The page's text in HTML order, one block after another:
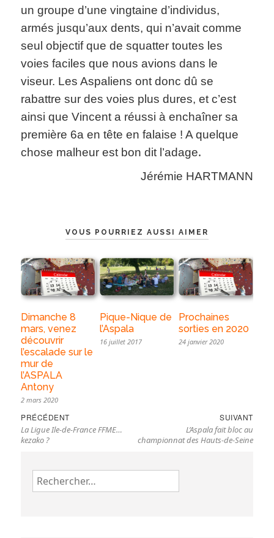
un groupe d’une vingtaine d’individus,
armés jusqu’aux dents, qui n’avait comme
seul objectif que de squatter toutes les
voies faciles que nous avions dans le
viseur. Les Aspaliens ont donc dû se
rabattre sur des voies plus dures, et c’est
ainsi que Vincent a réussi à enchaîner sa
première 6a en tête en falaise ! A quelque
chose malheur est bon dit l’adage.
Jérémie HARTMANN
VOUS POURRIEZ AUSSI AIMER
Dimanche 8
mars, venez
découvrir
l’escalade sur le
mur de
l’ASPALA
Antony
2 mars 2020
Pique-Nique de
l’Aspala
16 juillet 2017
Prochaines
sorties en 2020
24 janvier 2020
Navigation
de
l’article
PRÉCÉDENTPrevious
post:
La Ligue Ile-de-France FFME…
kezako ?
SUIVANT
L’Aspala fait bloc au
championnat des Hauts-de-Seine
Rechercher :